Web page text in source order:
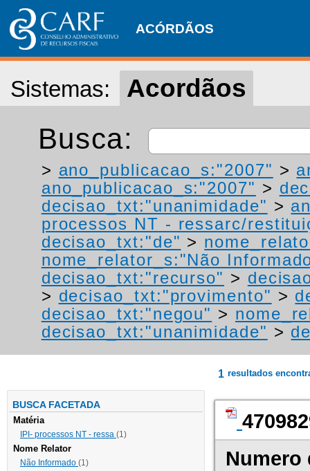
ACÓRDÃOS
Sistemas: Acordãos
Busca:
> ano_publicacao_s:"2007" >
ano_publicacao_s:"2007" >
decisao_txt:"unanimidade" >
processos NT - ressarc/
decisao_txt:"de" >
nome_relator_s:"Não
decisao_txt:"recurso" >
> decisao_txt:"provimento" >
decisao_txt:"negou" >
decisao_txt:"unanimidade" >
BUSCA FACETADA
Matéria
IPI- processos NT - ressa (1)
Nome Relator
Não Informado (1)
1 resultados
Numero